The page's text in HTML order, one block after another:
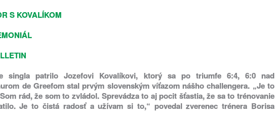
S KOVALÍKOM
singla patrilo Jozefovi Kovalíkovi, ktorý sa po triumfe 6:4, 6:0 nad
de Greefom stal prvým slovenským víťazom nášho challengera. „Je to
rád, že som to zvládol. Sprevádza to aj pocit šťastia, že sa to trénovanie
Je to čistá radosť a užívam si to,“ povedal zverenec trénera Borisa